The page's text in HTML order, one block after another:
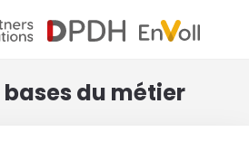
du métier